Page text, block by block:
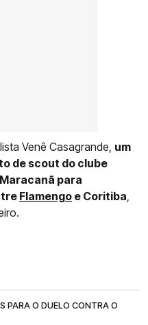
Venê Casagrande, um
de scout do clube
para
Flamengo e Coritiba
PARA O DUELO CONTRA O